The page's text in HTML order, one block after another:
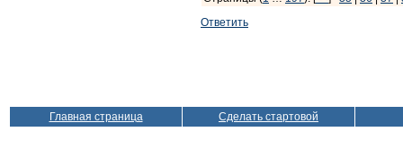
Ответить
Главная страница Сделать стартовой